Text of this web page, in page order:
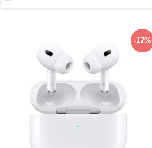
-17%